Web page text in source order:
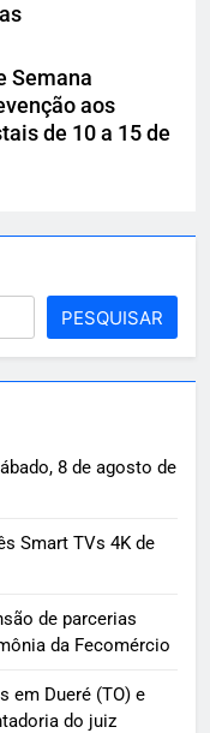
Semana
aos
de 10 a 15 de
PESQUISAR
8 de agosto de
Smart TVs 4K de
de parcerias
da Fecomércio
em Dueré (TO) e
do juiz